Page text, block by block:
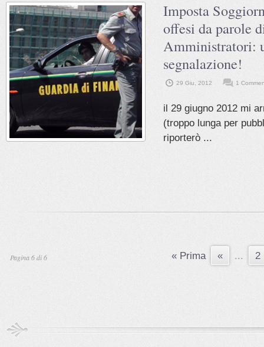
Imposta
offesi da parole
Amministratori:
segnalazione!
29 Giu, 2012 1
il 29 giugno 2012 mi
(troppo lunga per
riporterò ...
Pagina 6 di 6 « Prima « ... 2